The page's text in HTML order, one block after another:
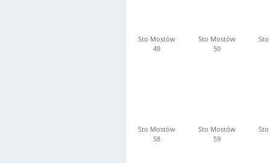
Sto Mostów
49
Sto Mostów
50
Sto Mostów
58
Sto Mostów
59